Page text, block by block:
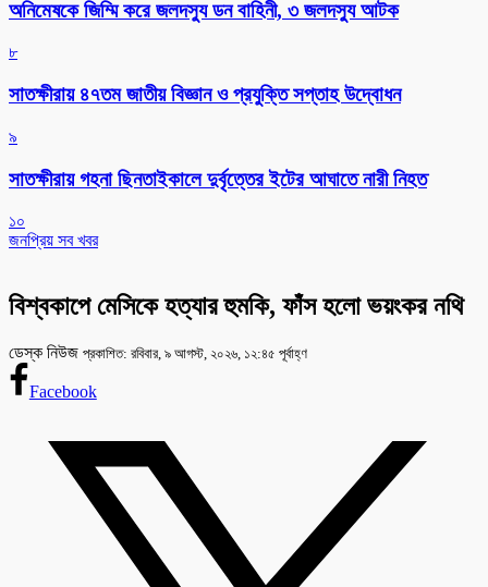
অনিমেষকে জিম্মি করে জলদস্যু ডন বাহিনী, ৩ জলদস্যু আটক
৮
সাতক্ষীরায় ৪৭তম জাতীয় বিজ্ঞান ও প্রযুক্তি সপ্তাহ উদ্বোধন
৯
সাতক্ষীরায় গহনা ছিনতাইকালে দুর্বৃত্তের ইটের আঘাতে নারী নিহত
১০
জনপ্রিয় সব খবর
বিশ্বকাপে মেসিকে হত্যার হুমকি, ফাঁস হলো ভয়ংকর নথি
ডেস্ক নিউজ প্রকাশিত: রবিবার, ৯ আগস্ট, ২০২৬, ১২:৪৫ পূর্বাহ্ণ
Facebook